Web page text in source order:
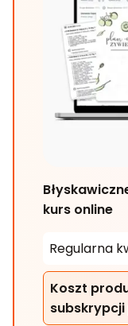
kurs online
Regularna
Koszt